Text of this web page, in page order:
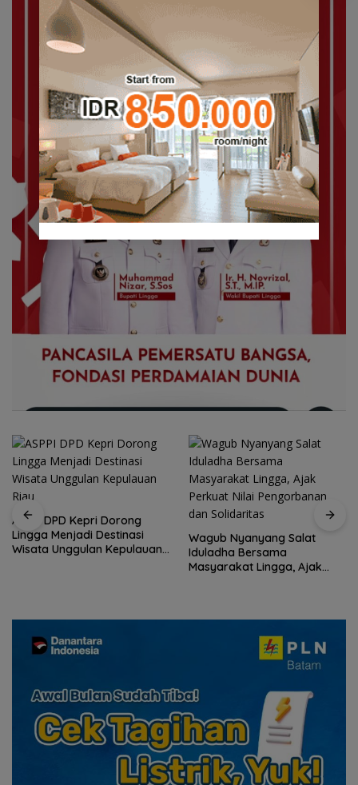
ASPPI DPD Kepri Dorong
Lingga Menjadi Destinasi
Wisata Unggulan Kepulauan
Wagub Nyanyang Salat
Iduladha Bersama
Masyarakat Lingga, Ajak